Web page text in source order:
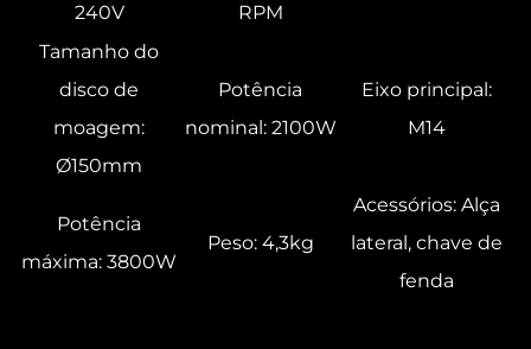
240V
RPM
Tamanho do
disco de
moagem:
Ø150mm
Potência
nominal: 2100W
Eixo principal:
M14
Potência
máxima: 3800W
Peso: 4,3kg
Acessórios: Alça
lateral, chave de
fenda